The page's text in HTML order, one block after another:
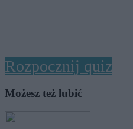
Rozpocznij quiz
Możesz też lubić